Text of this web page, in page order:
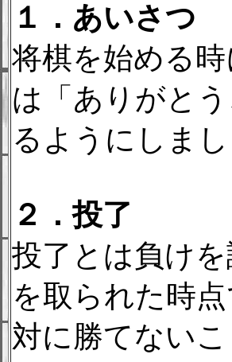
１．あいさつ
将棋を始める
は「ありがと
るようにしまし
２．投了
投了とは負け
を取られた時
対に勝てない